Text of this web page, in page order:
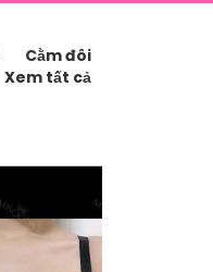
Cằm đôi
Xem tất cả